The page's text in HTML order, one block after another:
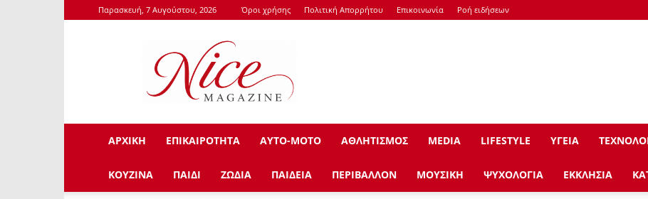
Παρασκευή, 7 Αυγούστου, 2026 Όροι χρήσης Πολιτική Απορρήτου Επικοινωνία Ροή ειδήσεων
NiceMagazine.Gr
ΑΡΧΙΚΗ ΕΠΙΚΑΙΡΟΤΗΤΑ ΑΥΤΟ-ΜΟΤΟ ΑΘΛΗΤΙΣΜΟΣ ΜEDIA LIFESTYLE ΥΓΕΙΑ
ΚΟΥΖΙΝΑ ΠΑΙΔΙ ΖΩΔΙΑ ΠΑΙΔΕΙΑ ΠΕΡΙΒΑΛΛΟΝ ΜΟΥΣΙΚΗ ΨΥΧΟΛΟΓΙΑ ΕΚΚΛΗΣΙΑ